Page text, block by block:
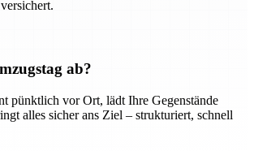
ab?
pünktlich vor Ort, lädt Ihre Gegenstände
alles sicher ans Ziel – strukturiert, schnell